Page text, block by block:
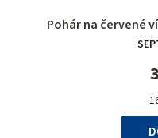
Pohár na červené